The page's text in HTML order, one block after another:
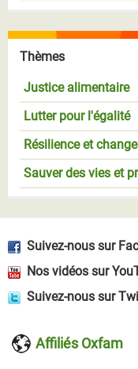
Thèmes
Justice alimentaire
Lutter pour l'égalité
Résilience et
Sauver des vies et
Suivez-nous sur
Nos vidéos sur
Suivez-nous sur
Affiliés Oxfam